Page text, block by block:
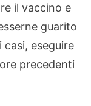
il vaccino e
guarito
eseguire
precedenti